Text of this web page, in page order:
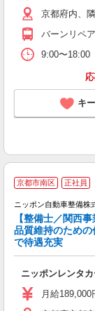
京都府内、
バーンリペ
9:00〜18:00
キ
京都市南区 正社員
ニッポン自動車整備株
【整備士／関西
品質維持のため
で待遇充実
ニッポンレンタ
月給